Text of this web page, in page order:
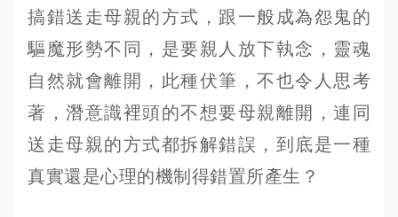
搞錯送走母親的方式，跟一般成為怨鬼的
驅魔形勢不同，是要親人放下執念，靈魂
自然就會離開，此種伏筆，不也令人思考
著，潛意識裡頭的不想要母親離開，連同
送走母親的方式都拆解錯誤，到底是一種
真實還是心理的機制得錯置所產生？